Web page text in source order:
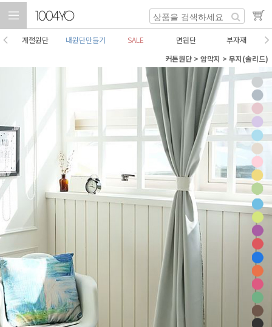
계절원단 내원단만들기 SALE 면원단
부자재
커튼원단 > 암막지 > 무지(솔리드)